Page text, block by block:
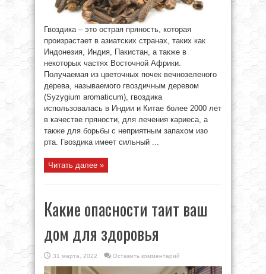
Гвоздика – это острая пряность, которая
произрастает в азиатских странах, таких как
Индонезия, Индия, Пакистан, а также в
некоторых частях Восточной Африки.
Получаемая из цветочных почек вечнозеленого
дерева, называемого гвоздичным деревом
(Syzygium aromaticum), гвоздика
использовалась в Индии и Китае более 2000 лет
в качестве пряности, для лечения кариеса, а
также для борьбы с неприятным запахом изо
рта. Гвоздика имеет сильный ...
Читать далее »
Какие опасности таит ваш
дом для здоровья
31 марта, 2022 Оставить комментарий